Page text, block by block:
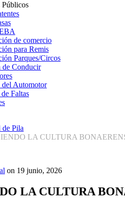
Públicos
de comercio
para Remis
Parques/Circos
de Conducir
del Automotor
Faltas
LA CULTURA
on 19 junio, 2026
LA CULTURA